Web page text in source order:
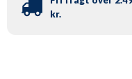
kr.